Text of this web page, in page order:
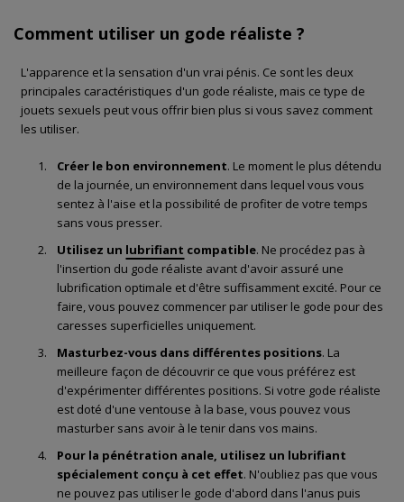
Comment utiliser un gode réaliste ?
L'apparence et la sensation d'un vrai pénis. Ce sont les deux
principales caractéristiques d'un gode réaliste, mais ce type de
jouets sexuels peut vous offrir bien plus si vous savez comment
les utiliser.
Créer le bon environnement. Le moment le plus détendu
de la journée, un environnement dans lequel vous vous
sentez à l'aise et la possibilité de profiter de votre temps
sans vous presser.
Utilisez un lubrifiant compatible. Ne procédez pas à
l'insertion du gode réaliste avant d'avoir assuré une
lubrification optimale et d'être suffisamment excité. Pour ce
faire, vous pouvez commencer par utiliser le gode pour des
caresses superficielles uniquement.
Masturbez-vous dans différentes positions. La
meilleure façon de découvrir ce que vous préférez est
d'expérimenter différentes positions. Si votre gode réaliste
est doté d'une ventouse à la base, vous pouvez vous
masturber sans avoir à le tenir dans vos mains.
Pour la pénétration anale, utilisez un lubrifiant
spécialement conçu à cet effet. N'oubliez pas que vous
ne pouvez pas utiliser le gode d'abord dans l'anus puis